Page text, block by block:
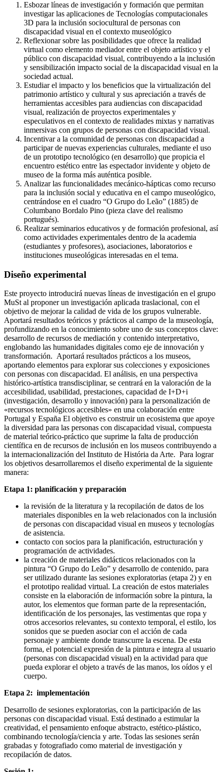
Esbozar líneas de investigación y formación que permitan
investigar las aplicaciones de Tecnologías computacionales
3D para la inclusión sociocultural de personas con
discapacidad visual en el contexto museológico
Reflexionar sobre las posibilidades que ofrece la realidad
virtual como elemento mediador entre el objeto artístico y el
público con discapacidad visual, contribuyendo a la inclusión
y sensibilización impacto social de la discapacidad visual en la
sociedad actual.
Estudiar el impacto y los beneficios que la virtualización del
patrimonio artístico y cultural y sus apreciación a través de
herramientas accesibles para audiencias con discapacidad
visual, realización de proyectos experimentales y
especulativos en el contexto de realidades mixtas y narrativas
inmersivas con grupos de personas con discapacidad visual.
Incentivar a la comunidad de personas con discapacidad a
participar de nuevas experiencias culturales, mediante el uso
de un prototipo tecnológico (en desarrollo) que propicia el
encuentro estético entre las espectador invidente y objeto de
museo de la forma más auténtica posible.
Analizar las funcionalidades mecánico-hápticas como recurso
para la inclusión social y educativa en el campo museológico,
centrándose en el cuadro “O Grupo do Leão” (1885) de
Columbano Bordalo Pino (pieza clave del realismo
portugués).
Realizar seminarios educativos y de formación profesional, así
como actividades experimentales dentro de la academia
(estudiantes y profesores), asociaciones, laboratorios e
instituciones museológicas interesadas en el tema.
Diseño experimental
Este proyecto introducirá nuevas líneas de investigación en el grupo
MuSt al proponer un investigación aplicada traslacional, con el
objetivo de mejorar la calidad de vida de los grupos vulnerable.
Aportará resultados teóricos y prácticos al campo de la museología,
profundizando en la conocimiento sobre uno de sus conceptos clave:
desarrollo de recursos de mediación y contenido interpretativo,
englobando las humanidades digitales como eje de innovación y
transformación. Aportará resultados prácticos a los museos,
aportando elementos para explorar sus colecciones y exposiciones
con personas con discapacidad. El análisis, en una perspectiva
histórico-artística transdisciplinar, se centrará en la valoración de la
accesibilidad, usabilidad, prestaciones, capacidad de I+D+i
(investigación, desarrollo y innovación) para la personalización de
«recursos tecnológicos accesibles» en una colaboración entre
Portugal y España El objetivo es construir un ecosistema que apoye
la diversidad para las personas con discapacidad visual, compuesta
de material teórico-práctico que suprime la falta de producción
científica en de recursos de inclusión en los museos contribuyendo a
la internacionalización del Instituto de História da Arte. Para lograr
los objetivos desarrollaremos el diseño experimental de la siguiente
manera:
Etapa 1: planificación y preparación
la revisión de la literatura y la recopilación de datos de los
materiales disponibles en la web relacionados con la inclusión
de personas con discapacidad visual en museos y tecnologías
de asistencia.
contacto con socios para la planificación, estructuración y
programación de actividades.
la creación de materiales didácticos relacionados con la
pintura “O Grupo do Leão” y desarrollo de contenido, para
ser utilizado durante las sesiones exploratorias (etapa 2) y en
el prototipo realidad virtual. La creación de estos materiales
consiste en la elaboración de información sobre la pintura, la
autor, los elementos que forman parte de la representación,
identificación de los personajes, las vestimentas que ropa y
otros accesorios relevantes, su contexto temporal, el estilo, los
sonidos que se pueden asociar con el acción de cada
personaje y ambiente donde transcurre la escena. De esta
forma, el potencial expresión de la pintura e integra al usuario
(personas con discapacidad visual) en la actividad para que
pueda explorar el objeto a través de las manos, los oídos y el
cuerpo.
Etapa 2: implementación
Desarrollo de sesiones exploratorias, con la participación de las
personas con discapacidad visual. Está destinado a estimular la
creatividad, el pensamiento enfoque abstracto, estético-plástico,
combinando tecnología/ciencia y arte. Todas las sesiones serán
grabadas y fotografiado como material de investigación y
recopilación de datos.